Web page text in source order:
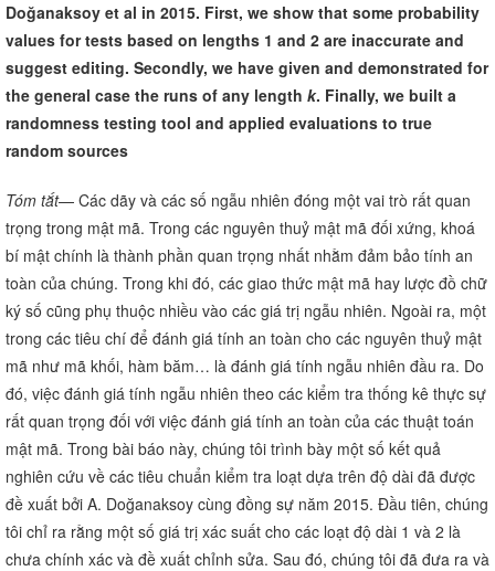
Doğanaksoy et al in 2015. First, we show that some probability
values for tests based on lengths 1 and 2 are inaccurate and
suggest editing. Secondly, we have given and demonstrated for
the general case the runs of any length k. Finally, we built a
randomness testing tool and applied evaluations to true
random sources
Tóm tắt— Các dãy và các số ngẫu nhiên đóng một vai trò rất quan
trọng trong mật mã. Trong các nguyên thuỷ mật mã đối xứng, khoá
bí mật chính là thành phần quan trọng nhất nhằm đảm bảo tính an
toàn của chúng. Trong khi đó, các giao thức mật mã hay lược đồ chữ
ký số cũng phụ thuộc nhiều vào các giá trị ngẫu nhiên. Ngoài ra, một
trong các tiêu chí để đánh giá tính an toàn cho các nguyên thuỷ mật
mã như mã khối, hàm băm… là đánh giá tính ngẫu nhiên đầu ra. Do
đó, việc đánh giá tính ngẫu nhiên theo các kiểm tra thống kê thực sự
rất quan trọng đối với việc đánh giá tính an toàn của các thuật toán
mật mã. Trong bài báo này, chúng tôi trình bày một số kết quả
nghiên cứu về các tiêu chuẩn kiểm tra loạt dựa trên độ dài đã được
đề xuất bởi A. Doğanaksoy cùng đồng sự năm 2015. Đầu tiên, chúng
tôi chỉ ra rằng một số giá trị xác suất cho các loạt độ dài 1 và 2 là
chưa chính xác và đề xuất chỉnh sửa. Sau đó, chúng tôi đã đưa ra và